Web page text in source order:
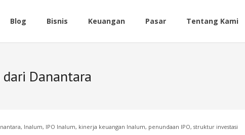
Blog Bisnis Keuangan Pasar Tentang Kami
dari Danantara
, Inalum, IPO Inalum, kinerja keuangan Inalum, penundaan IPO, struktur investasi